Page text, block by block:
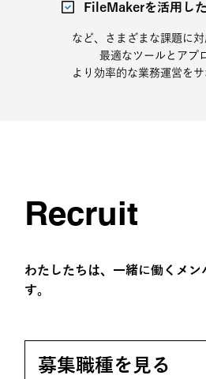
FileMakerを活用し
など、さまざまな課題に対
最適なツールとアプ
より効率的な業務運営をサ
Recruit
わたしたちは、一緒に働くメン
す。
募集職種を見る